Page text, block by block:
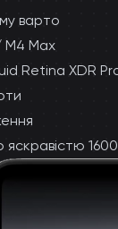
варто
Max
Retina XDR
яскравістю 1600